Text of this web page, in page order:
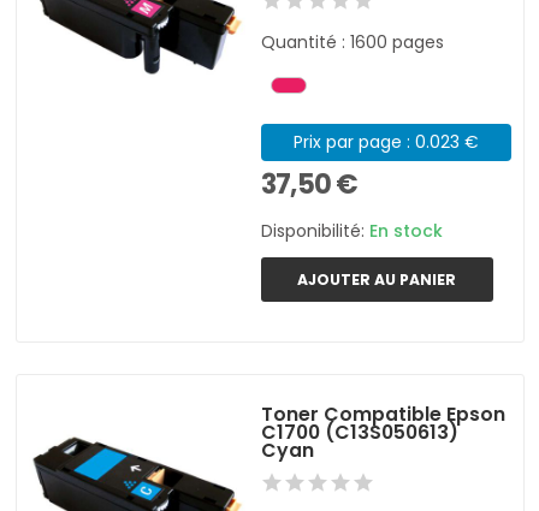
Quantité : 1600 pages
Prix par page : 0.023 €
37,50 €
Disponibilité: En stock
AJOUTER AU PANIER
Toner Compatible Epson
C1700 (C13S050613)
Cyan